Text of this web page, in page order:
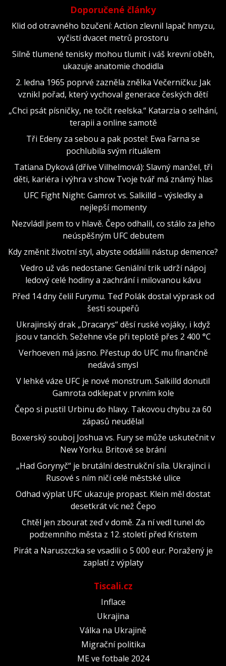
Doporučené články
Klid od otravného bzučení: Action zlevnil lapač hmyzu,
vyčistí dvacet metrů prostoru
Silně tlumené tenisky mohou tlumit i váš krevní oběh,
ukazuje anatomie chodidla
2. ledna 1965 poprvé zazněla znělka Večerníčku: Jak
vznikl pořad, který vychoval generace českých dětí
„Chci psát písničky, ne točit reelska.“ Katarzia o selhání,
terapii a online samotě
Tři Edeny za sebou a pak postel: Ewa Farna se
pochlubila svým rituálem
Tatiana Dyková (dříve Vilhelmová): Slavný manžel, tři
děti, kariéra i výhra v show Tvoje tvář má známý hlas
UFC Fight Night: Gamrot vs. Salkilld – výsledky a
nejlepší momenty
Nezvládl jsem to v hlavě. Čepo odhalil, co stálo za jeho
neúspěšným UFC debutem
Kdy změnit životní styl, abyste oddálili nástup demence?
Vedro už vás nedostane: Geniální trik udrží nápoj
ledový celé hodiny a zachrání i milovanou kávu
Před 14 dny čelil Furymu. Teď Polák dostal výprask od
šesti soupeřů
Ukrajinský drak „Dracarys“ děsí ruské vojáky, i když
jsou v tancích. Sežehne vše při teplotě přes 2 400 °C
Verhoeven má jasno. Přestup do UFC mu finančně
nedává smysl
V lehké váze UFC je nové monstrum. Salkilld donutil
Gamrota odklepat v prvním kole
Čepo si pustil Urbinu do hlavy. Takovou chybu za 60
zápasů neudělal
Boxerský souboj Joshua vs. Fury se může uskutečnit v
New Yorku. Britové se brání
„Had Gorynyč“ je brutální destrukční síla. Ukrajinci i
Rusové s ním ničí celé městské ulice
Odhad výplat UFC ukazuje propast. Klein měl dostat
desetkrát víc než Čepo
Chtěl jen zbourat zeď v domě. Za ní vedl tunel do
podzemního města z 12. století před Kristem
Pirát a Naruszczka se vsadili o 5 000 eur. Poražený je
zaplatí z výplaty
Tiscali.cz
Inflace
Ukrajina
Válka na Ukrajině
Migrační politika
ME ve fotbale 2024